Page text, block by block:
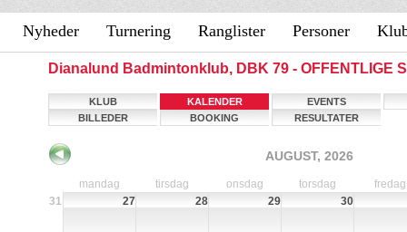
Nyheder Turnering Ranglister Personer
Dianalund Badmintonklub, DBK 79 - OFFENTLIGE
KLUB KALENDER
EVENTS
BILLEDER
BOOKING RESULTATER
AUGUST, 2026
mandag tirsdag onsdag torsdag
fredag
31
27 28 29 30